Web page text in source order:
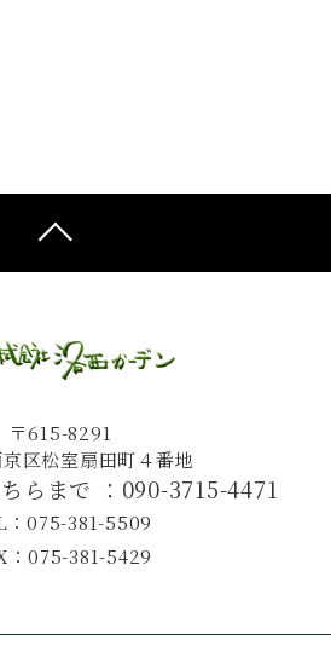
〒615-8291
区松室扇田町４番地
らまで ： 090-3715-4471
：075-381-5509
：075-381-5429